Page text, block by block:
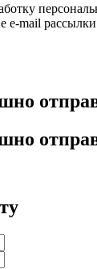
e-mail рассылки